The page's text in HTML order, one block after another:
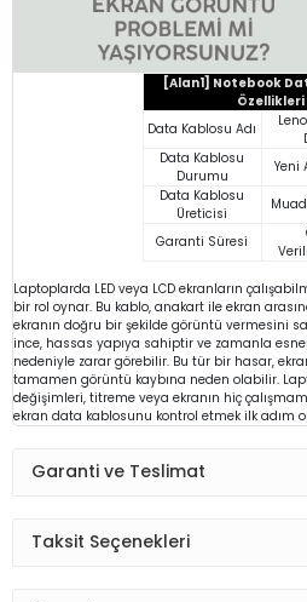
[Alan1] Notebook
Özellikleri
Data Kablosu Adı
Data Kablosu
Durumu
Yeni
Data Kablosu
Üreticisi
Garanti Süresi
Laptoplarda LED veya LCD ekranların
bir rol oynar. Bu kablo, anakart ile ekran
ekranın doğru bir şekilde görüntü vermesini
ince, hassas yapıya sahiptir ve zamanla
nedeniyle zarar görebilir. Bu tür bir hasar,
tamamen görüntü kaybına neden olabilir.
değişimleri, titreme veya ekranın hiç
ekran data kablosunu kontrol etmek ilk adım
Garanti ve Teslimat
Taksit Seçenekleri